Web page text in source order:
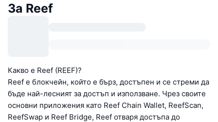
За Reef
Какво е Reef (REEF)?
Reef е блокчейн, който е бърз, достъпен и се стреми да
бъде най-лесният за достъп и използване. Чрез своите
основни приложения като Reef Chain Wallet, ReefScan,
ReefSwap и Reef Bridge, Reef отваря достъпа до